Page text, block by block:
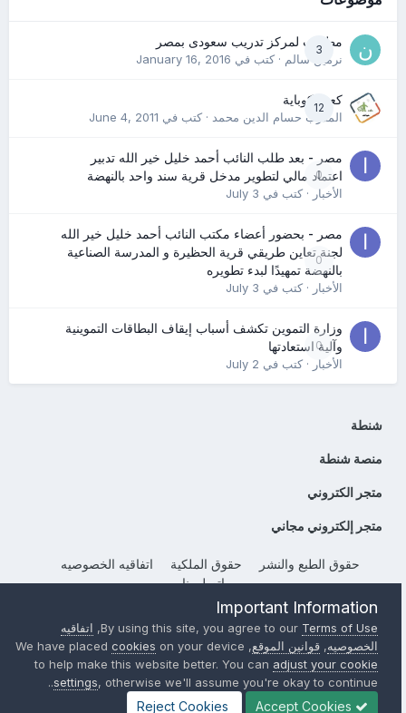
3
مطلوب لمركز تدريب سعودى بمصر
نرمين سالم· كتب في January 16, 2016
12
كعب كوباية
المدرب حسام الدين محمد· كتب في June 4, 2011
0
مصر - بعد طلب النائب أحمد خليل خير الله تدبير
اعتماد مالي لتطوير مدخل قرية سند واحد بالنهضة
الأخبار· كتب في July 3
0
مصر - بحضور أعضاء مكتب النائب أحمد خليل خير الله
لجنة تعاين طريقي قرية الحظيرة و المدرسة الصناعية
بالنهضة تمهيدًا لبدء تطويره
الأخبار· كتب في July 3
0
وزارة التموين تكشف أسباب إيقاف البطاقات التموينية
وآلية استعادتها
الأخبار· كتب في July 2
شنطة
منصة شنطة
متجر الكتروني
متجر إلكتروني مجاني
حقوق الطبع والنشر حقوق الملكية
اتفاقيه الخصوصيه
إتصل بنا
Powered by Invision CommunityImportant Information
By using this site, you agree to ourTerms of Use
, اتفاقيه
الخصوصيه, قوانين الموقع, We have placed
cookies on your device
to help make this website better. You canadjust your cookie
settings , otherwise we'll assume you're okay to continue..
Accept Cookies